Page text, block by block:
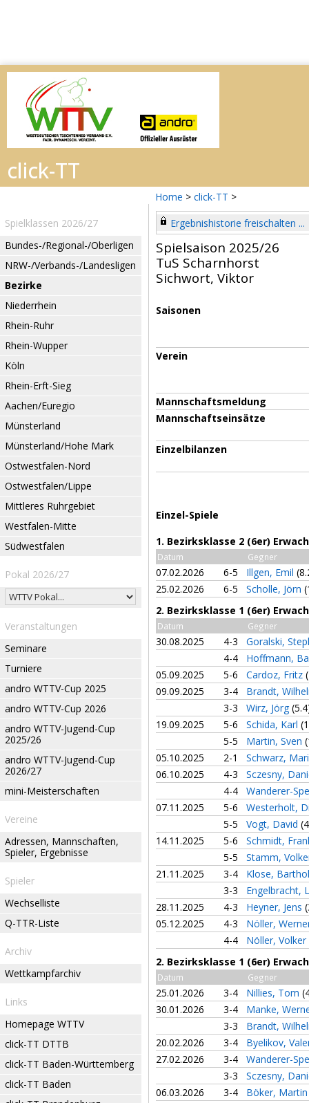
Home > click-TT >
Spielklassen 2026/27
Bundes-/Regional-/Oberligen
NRW-/Verbands-/Landesligen
Bezirke
Niederrhein
Rhein-Ruhr
Rhein-Wupper
Köln
Rhein-Erft-Sieg
Aachen/Euregio
Münsterland
Münsterland/Hohe Mark
Ostwestfalen-Nord
Ostwestfalen/Lippe
Mittleres Ruhrgebiet
Westfalen-Mitte
Südwestfalen
Pokal 2026/27
Veranstaltungen
Seminare
Turniere
andro WTTV-Cup 2025
andro WTTV-Cup 2026
andro WTTV-Jugend-Cup
2025/26
andro WTTV-Jugend-Cup
2026/27
mini-Meisterschaften
Vereine
Adressen, Mannschaften,
Spieler, Ergebnisse
Spieler
Wechselliste
Q-TTR-Liste
Archiv
Wettkampfarchiv
Links
Homepage WTTV
click-TT DTTB
click-TT Baden-Württemberg
click-TT Baden
Ergebnishistorie freischalten ...
Spielsaison 2025/26
TuS Scharnhorst
Sichwort, Viktor
Saisonen
Verein
Mannschaftsmeldung
Mannschaftseinsätze
Einzelbilanzen
Einzel-Spiele
1. Bezirksklasse 2 (6er)
Datum Gegner
07.02.2026 6-5 Illgen, Emil
25.02.2026
6-5 Scholle, Jörn
2. Bezirksklasse 1 (6er)
Datum Gegner
30.08.2025 4-3
Goralski,
4-4
Hoffmann,
05.09.2025
5-6 Cardoz, Fritz
09.09.2025
3-4
Brandt,
3-3
Wirz, Jörg
19.09.2025
5-6 Schida, Karl
5-5
Martin, Sven
05.10.2025
2-1
Schwarz,
06.10.2025
4-3
Sczesny,
4-4
Wanderer-
07.11.2025
5-6
Westerholt,
5-5
Vogt, David
14.11.2025
5-6
Schmidt,
5-5
Stamm,
21.11.2025
3-4
Klose,
3-3
Engelbracht,
28.11.2025
4-3 Heyner, Jens
05.12.2025
4-3
Nöller,
4-4
Nöller, Volker
2. Bezirksklasse 1 (6er)
Datum Gegner
25.01.2026 3-4 Nillies, Tom
30.01.2026
3-4
Manke,
3-3
Brandt,
20.02.2026
3-4
Byelikov,
27.02.2026
3-4
Wanderer-
3-3
Sczesny,
06.03.2026
3-4
Böker,